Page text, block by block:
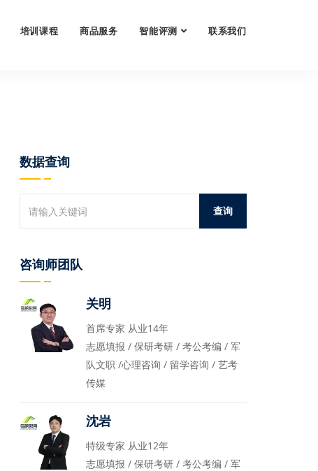
培训课程 商品服务 智能评测 联系我们
数据查询
咨询师团队
关明
首席专家 从业14年
志愿填报 / 保研考研 / 考公考编 / 军
队文职 /心理咨询 / 留学咨询 / 艺考
传媒
沈岩
特级专家 从业12年
志愿填报 / 保研考研 / 考公考编 / 军